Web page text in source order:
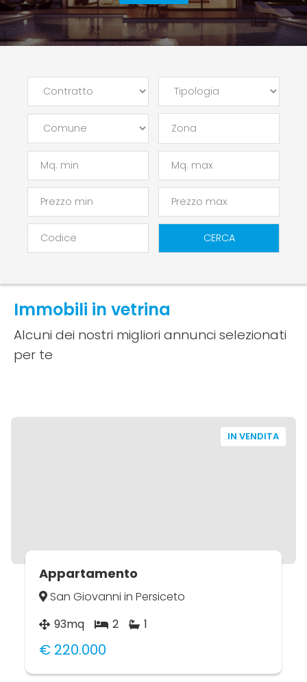
Zona
CERCA
Immobili in vetrina
Alcuni dei nostri migliori annunci selezionati
per te
IN VENDITA
Appartamento
San Giovanni in Persiceto
93mq
2 1
€ 220.000